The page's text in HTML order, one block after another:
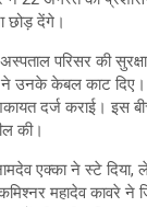
छोड़ देंगे।
परिसर की
ने उनके केबल काट
दर्ज कराई। इस
की।
एक्का ने स्टे दिया,
महादेव कावरे ने